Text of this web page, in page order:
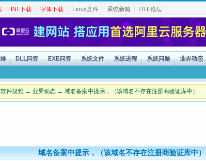
┆ INF下载┆ 字体下载┆ Linux文件┆ 系统新闻 ┆ DLL论坛
DLL问答 EXE问答 系统文件 系统进程 系统问题 业界动态
软件疑难→ 业界动态→ 域名备案中提示，（该域名不存在注册商验证库中）
域名备案中提示，（该域名不存在注册商验证库中）